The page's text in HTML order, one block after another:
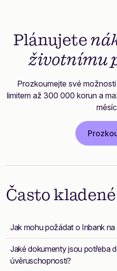
Plánujete
životnímu
Prozkoumejte své
limitem až 300 000 korun a
Často kladené
Jak mohu požádat o Inbank na
Jaké dokumenty jsou potřeba
úvěruschopnosti?